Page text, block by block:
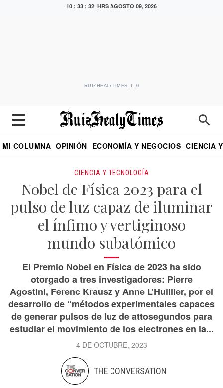
10 : 33 : 33 HRS AGOSTO 09, 2026
RUIZHEALYTIMES_T_0
MI COLUMNA OPINIÓN ECONOMÍA Y NEGOCIOS CIENCIA
CIENCIA Y TECNOLOGÍA
Nobel de Física 2023 para el
pulso de luz capaz de iluminar
el ínfimo y vertiginoso
mundo subatómico
El Premio Nobel en Física de 2023 ha sido
otorgado a tres investigadores: Pierre
Agostini, Ferenc Krausz y Anne L’Huillier, por el
desarrollo de “métodos experimentales capaces
de generar pulsos de luz de attosegundos para
estudiar el movimiento de los electrones en la...
4 DE OCTUBRE, 2023
THE CONVERSATION